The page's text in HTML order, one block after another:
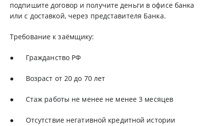
подпишите договор и получите деньги в офисе банка
или с доставкой, через представителя Банка.
Требование к заёмщику:
● Гражданство РФ
● Возраст от 20 до 70 лет
● Стаж работы не менее не менее 3 месяцев
● Отсутствие негативной кредитной истории